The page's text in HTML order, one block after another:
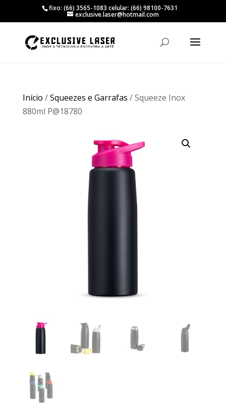
fixo: (66) 3565-1083 celular: (66) 98100-7631
exclusive.laser@hotmail.com
Início /Squeezes e Garrafas / Squeeze Inox
880ml P@18780